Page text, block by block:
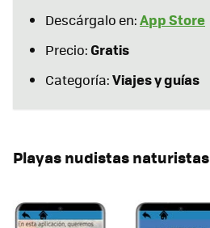
Descárgalo en:App Store
Precio:Gratis
Categoría:Viajes y guías
Playas nudistas naturistas